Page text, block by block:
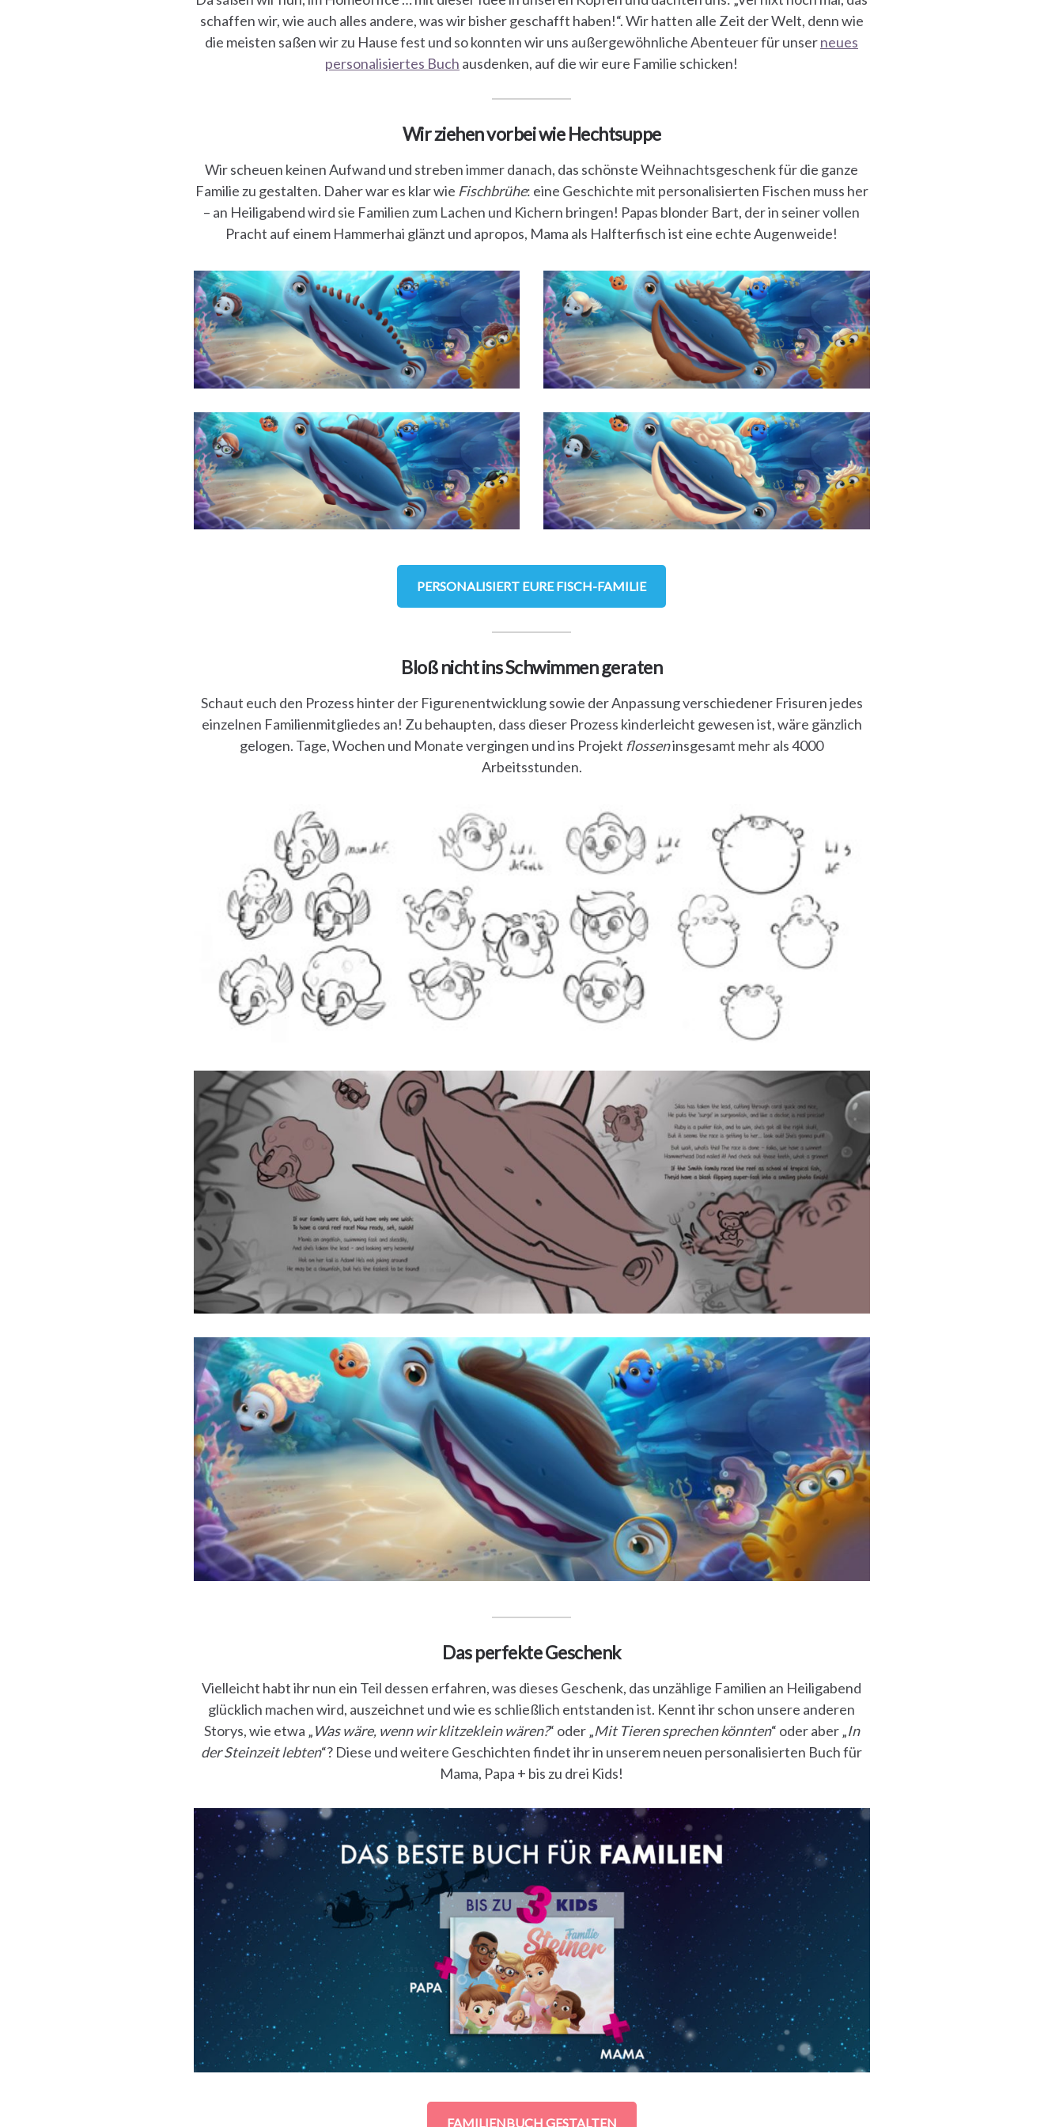
schaffen wir, wie auch alles andere, was wir bisher geschafft haben!“. Wir hatten alle Zeit der Welt, denn wie
die meisten saßen wir zu Hause fest und so konnten wir uns außergewöhnliche Abenteuer für unserneues
personalisiertes Buch ausdenken, auf die wir eure Familie schicken!
Wir ziehen vorbei wie Hechtsuppe
Wir scheuen keinen Aufwand und streben immer danach, das schönste Weihnachtsgeschenk für die ganze
Familie zu gestalten. Daher war es klar wie Fischbrühe: eine Geschichte mit personalisierten Fischen muss her
– an Heiligabend wird sie Familien zum Lachen und Kichern bringen! Papas blonder Bart, der in seiner vollen
Pracht auf einem Hammerhai glänzt und apropos, Mama als Halfterfisch ist eine echte Augenweide!
PERSONALISIERT EURE FISCH-FAMILIE
Bloß nicht ins Schwimmen geraten
Schaut euch den Prozess hinter der Figurenentwicklung sowie der Anpassung verschiedener Frisuren jedes
einzelnen Familienmitgliedes an! Zu behaupten, dass dieser Prozess kinderleicht gewesen ist, wäre gänzlich
gelogen. Tage, Wochen und Monate vergingen und ins Projekt flosseninsgesamt mehr als 4000
Arbeitsstunden.
Das perfekte Geschenk
Vielleicht habt ihr nun ein Teil dessen erfahren, was dieses Geschenk, das unzählige Familien an Heiligabend
glücklich machen wird, auszeichnet und wie es schließlich entstanden ist. Kennt ihr schon unsere anderen
Storys, wie etwa „Was wäre, wenn wir klitzeklein wären?“ oder „Mit Tieren sprechen könnten“ oder aber „In
der Steinzeit lebten“? Diese und weitere Geschichten findet ihr in unserem neuen personalisierten Buch für
Mama, Papa + bis zu drei Kids!
FAMILIENBUCH GESTALTEN